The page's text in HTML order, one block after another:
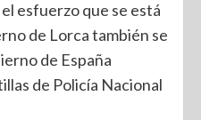
esfuerzo que se está
de Lorca también se
de España
de Policía Nacional